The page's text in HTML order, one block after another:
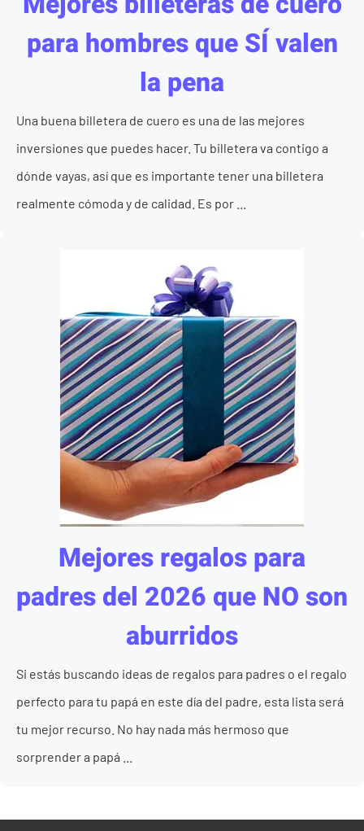
para hombres que SÍ valen
la pena
Una buena billetera de cuero es una de las mejores
inversiones que puedes hacer. Tu billetera va contigo a
dónde vayas, así que es importante tener una billetera
realmente cómoda y de calidad. Es por ...
Mejores regalos para
padres del 2026 que NO son
aburridos
Si estás buscando ideas de regalos para padres o el regalo
perfecto para tu papá en este día del padre, esta lista será
tu mejor recurso. No hay nada más hermoso que
sorprender a papá ...